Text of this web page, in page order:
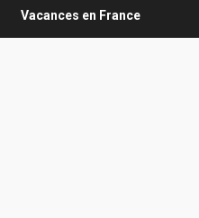
Vacances en France